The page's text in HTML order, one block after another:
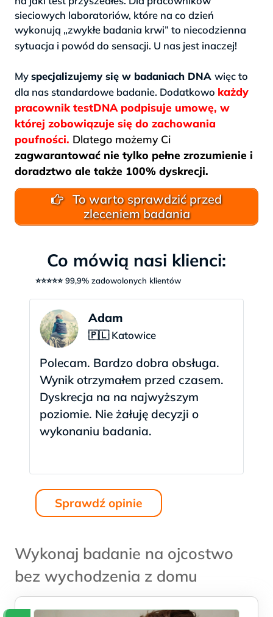
sieciowych laboratoriów, które na co dzień
wykonują „zwykłe badania krwi” to niecodzienna
sytuacja i powód do sensacji. U nas jest inaczej!
Myspecjalizujemy się w badaniach DNA więc to
dla nas standardowe badanie. Dodatkowo każdy
pracownik testDNA podpisuje umowę, w
której zobowiązuje się do zachowania
poufności. Dlatego możemy Ci
zagwarantować nie tylko pełne zrozumienie i
doradztwo ale także 100% dyskrecji.
To warto sprawdzić przed
zleceniem badania
Co mówią nasi klienci:
⭐⭐⭐⭐⭐ 99,9% zadowolonych klientów
Adam
🇵🇱 Katowice
Polecam. Bardzo dobra obsługa.
Wynik otrzymałem przed czasem.
Dyskrecja na na najwyższym
poziomie. Nie żałuję decyzji o
wykonaniu badania.
Sprawdź opinie
Wykonaj badanie na ojcostwo
bez wychodzenia z domu